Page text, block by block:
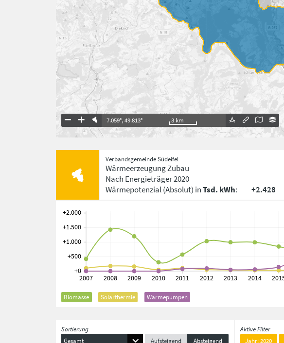
7.059°,49.813° 3 km
Verbandsgemeinde Südeifel
Wärmeerzeugung Zubau
Nach Energieträger2020
Wärmepotenzial(Absolut) inTsd. kWh: +2.428
Biomasse Solarthermie Wärmepumpen
Sortierung
Gesamt
Aufsteigend Absteigend
Aktive Filter
Jahr: 2020